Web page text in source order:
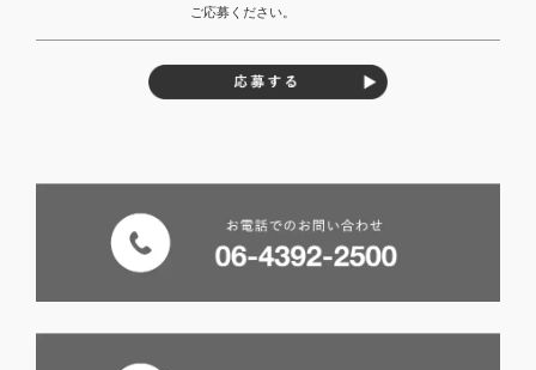
ご応募ください。